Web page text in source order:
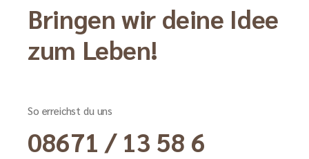
Bringen wir deine Idee
zum Leben!
So erreichst du uns
08671 / 13 58 6